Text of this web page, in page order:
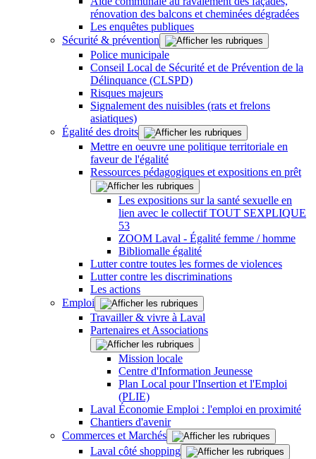
rénovation des balcons et cheminées dégradées
Les enquêtes publiques
Sécurité & prévention
Police municipale
Conseil Local de Sécurité et de Prévention de la
Délinquance (CLSPD)
Risques majeurs
Signalement des nuisibles (rats et frelons
asiatiques)
Égalité des droits
Mettre en oeuvre une politique territoriale en
faveur de l'égalité
Ressources pédagogiques et expositions en prêt
Les expositions sur la santé sexuelle en
lien avec le collectif TOUT SEXPLIQUE
53
ZOOM Laval - Égalité femme / homme
Bibliomalle égalité
Lutter contre toutes les formes de violences
Lutter contre les discriminations
Les actions
Emploi
Travailler & vivre à Laval
Partenaires et Associations
Mission locale
Centre d'Information Jeunesse
Plan Local pour l'Insertion et l'Emploi
(PLIE)
Laval Économie Emploi : l'emploi en proximité
Chantiers d'avenir
Commerces et Marchés
Laval côté shopping